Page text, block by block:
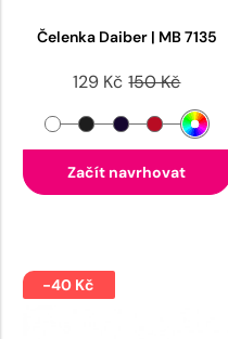
Čelenka Daiber | MB 7135
129 Kč 150 Kč
Začít navrhovat
-40 Kč